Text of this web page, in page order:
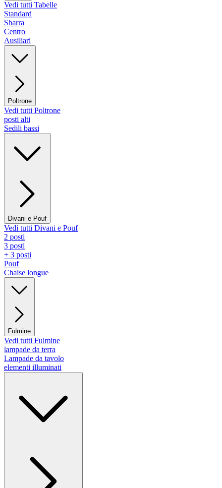
Vedi tutti Tabelle
Standard
Sbarra
Centro
Ausiliari
Poltrone
Vedi tutti Poltrone
posti alti
Sedili bassi
Divani e Pouf
Vedi tutti Divani e Pouf
2 posti
3 posti
+ 3 posti
Pouf
Chaise longue
Fulmine
Vedi tutti Fulmine
lampade da terra
Lampade da tavolo
elementi illuminati